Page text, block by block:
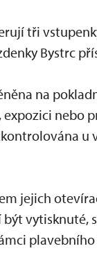
tři
Bystrc
na
nebo
jejich
být